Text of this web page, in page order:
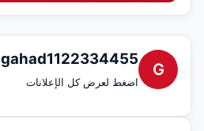
G
gahad1122334455
اضغط لعرض كل الإعلانات